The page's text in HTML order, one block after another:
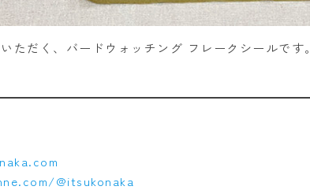
ただく、バードウォッチング フレークシールです。
@itsukonaka